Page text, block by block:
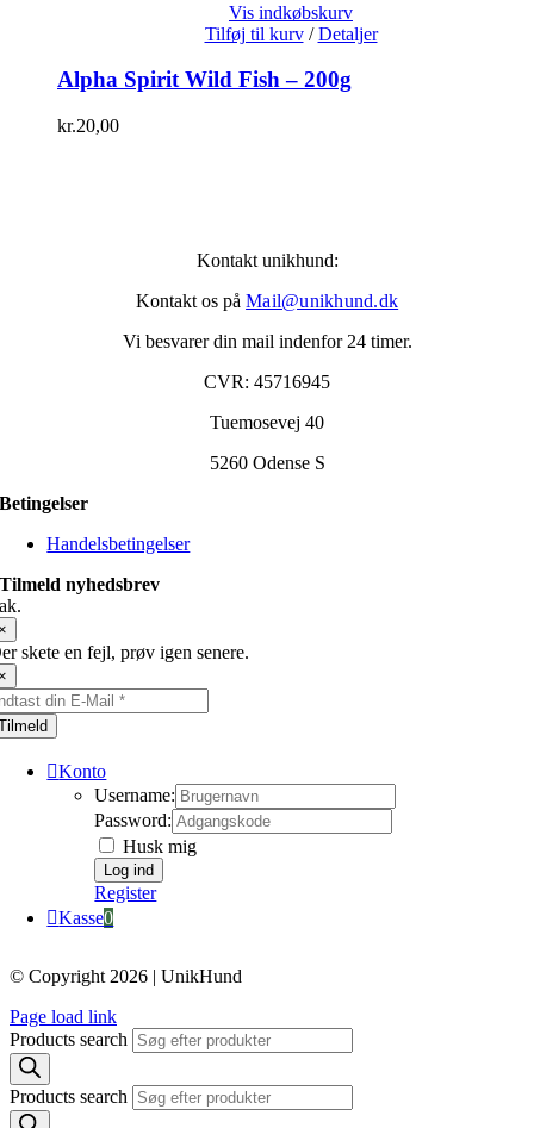
Vis indkøbskurv
Tilføj til kurv / Detaljer
Alpha Spirit Wild Fish – 200g
kr.20,00
Kontakt unikhund:
Kontakt os på Mail@unikhund.dk
Vi besvarer din mail indenfor 24 timer.
CVR: 45716945
Tuemosevej 40
5260 Odense S
Betingelser
Handelsbetingelser
Tilmeld nyhedsbrev
skete en fejl, prøv igen senere.
Konto
Username:
Password:
Husk mig
Register
Kasse0
© Copyright 2026 | UnikHund
Page load link
Products search
Products search